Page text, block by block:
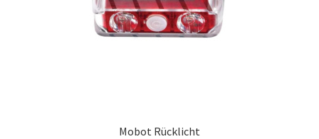
Mobot Rücklicht